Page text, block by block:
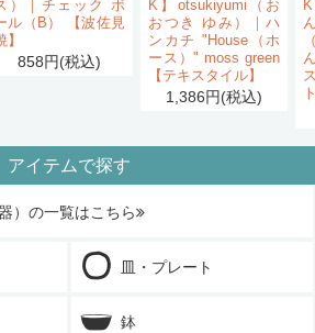
）｜チェック ボ
ル（B） 【波佐見
】
858円(税込)
K】otsukiyumi（お
おつき ゆみ）｜ハ
ンカチ "House（ホ
ース）" moss green
【テキスタイル】
1,386円(税込)
アイテムで探す
）の一覧はこちら
皿・プレート
鉢